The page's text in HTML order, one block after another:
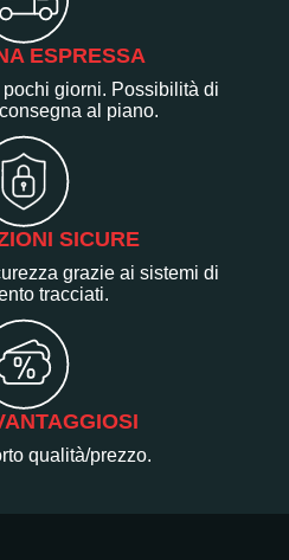
ESPRESSA
giorni. Possibilità di
al piano.
SICURE
grazie ai sistemi di
tracciati.
qualità/prezzo.